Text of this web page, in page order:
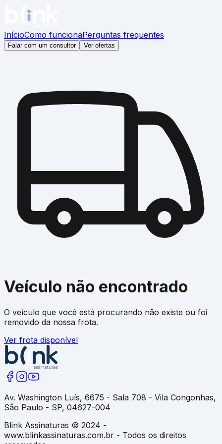
InícioComo funcionaPerguntas frequentes
Falar com um consultor Ver ofertas
Veículo não encontrado
O veículo que você está procurando não existe ou foi
removido da nossa frota.
Ver frota disponível
Av. Washington Luís, 6675 - Sala 708 - Vila Congonhas,
São Paulo - SP, 04627-004
Blink Assinaturas © 2024 -
www.blinkassinaturas.com.br - Todos os direitos